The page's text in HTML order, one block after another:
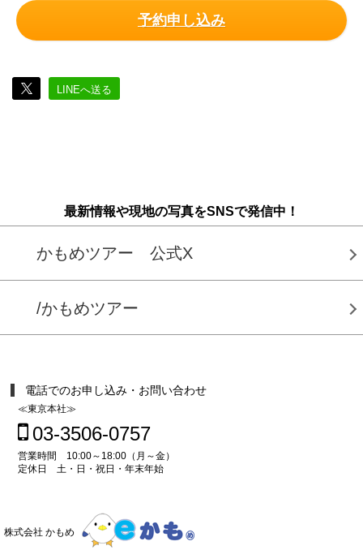
予約申し込み
LINEへ送る
最新情報や現地の写真をSNSで発信中！
かもめツアー 公式X
/かもめツアー
電話でのお申し込み・お問い合わせ
≪東京本社≫
03-3506-0757
営業時間 10:00～18:00（月～金）
定休日 土・日・祝日・年末年始
株式会社 かもめ